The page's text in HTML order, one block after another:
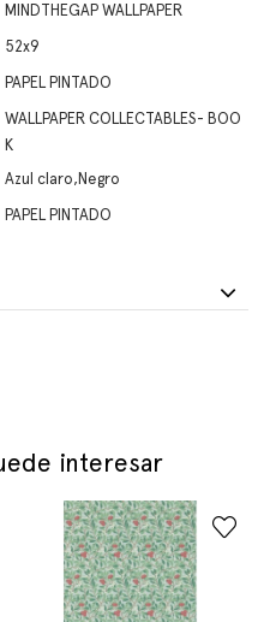
MINDTHEGAP WALLPAPER
52x9
PAPEL PINTADO
WALLPAPER COLLECTABLES- BOO
K
Azul claro,Negro
PAPEL PINTADO
interesar